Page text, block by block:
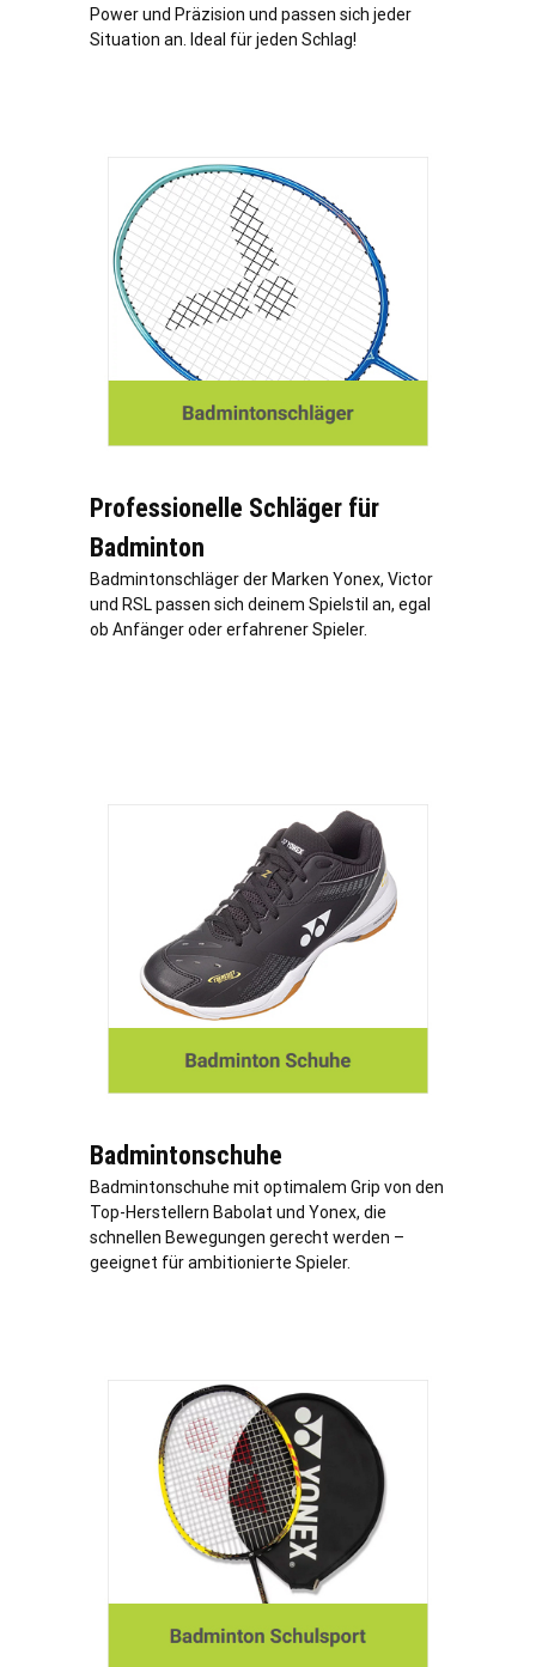
Power und Präzision und passen sich jeder
Situation an. Ideal für jeden Schlag!
Professionelle Schläger für
Badminton
Badmintonschläger der Marken Yonex, Victor
und RSL passen sich deinem Spielstil an, egal
ob Anfänger oder erfahrener Spieler.
Badmintonschuhe
Badmintonschuhe mit optimalem Grip von den
Top-Herstellern Babolat und Yonex, die
schnellen Bewegungen gerecht werden –
geeignet für ambitionierte Spieler.